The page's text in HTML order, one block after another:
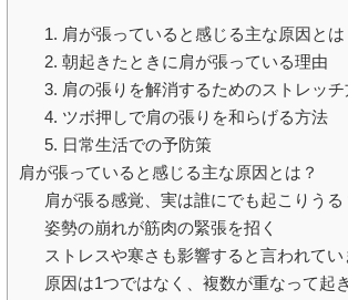
1. 肩が張っていると感じる主な原因とは
2. 朝起きたときに肩が張っている理由
3. 肩の張りを解消するためのストレッ
4. ツボ押しで肩の張りを和らげる方法
5. 日常生活での予防策
肩が張っていると感じる主な原因とは？
肩が張る感覚、実は誰にでも起こりうる
姿勢の崩れが筋肉の緊張を招く
ストレスや寒さも影響すると言われてい
原因は1つではなく、複数が重なって起